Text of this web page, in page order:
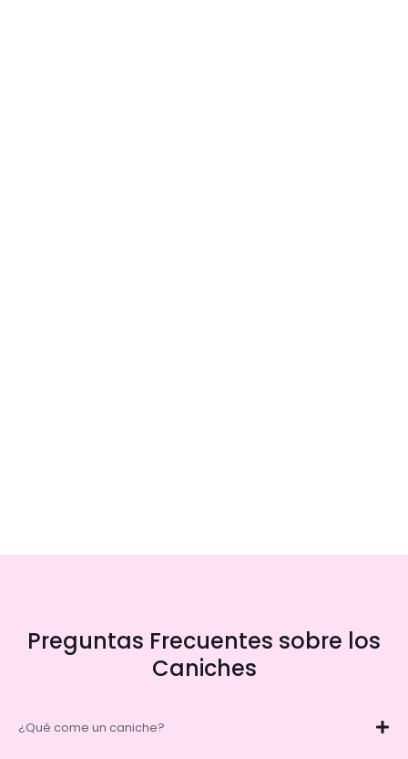
Preguntas Frecuentes sobre los
Caniches
¿Qué come un caniche?